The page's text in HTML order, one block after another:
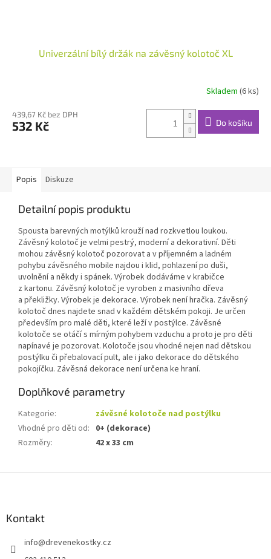
Univerzální bílý držák na závěsný kolotoč XL
Skladem (6 ks)
439,67 Kč bez DPH
532 Kč Do košíku
Popis Diskuze
Detailní popis produktu
Spousta barevných motýlků krouží nad rozkvetlou loukou.
Závěsný kolotoč je velmi pestrý, moderní a dekorativní. Děti
mohou závěsný kolotoč pozorovat a v příjemném a ladném
pohybu závěsného mobile najdou i klid, pohlazení po duši,
uvolnění a někdy i spánek. Výrobek dodáváme v krabičce
z kartonu. Závěsný kolotoč je vyroben z masivního dřeva
a překližky. Výrobek je dekorace. Výrobek není hračka. Závěsný
kolotoč dnes najdete snad v každém dětském pokoji. Je určen
především pro malé děti, které leží v postýlce. Závěsné
kolotoče se otáčí s mírným pohybem vzduchu a proto je pro děti
napínavé je pozorovat. Kolotoče jsou vhodné nejen nad dětskou
postýlku či přebalovací pult, ale i jako dekorace do dětského
pokojíčku. Závěsná dekorace není určena ke hraní.
Doplňkové parametry
Kategorie:
závěsné kolotoče nad postýlku
Vhodné pro děti od: 0+ (dekorace)
Rozměry: 42 x 33 cm
Kontakt
info@drevenekostky.cz